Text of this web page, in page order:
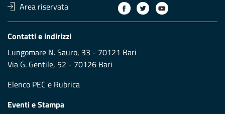
Area riservata
Contatti e indirizzi
Lungomare N. Sauro, 33 - 70121 Bari
Via G. Gentile, 52 - 70126 Bari
Elenco PEC e Rubrica
Eventi e Stampa